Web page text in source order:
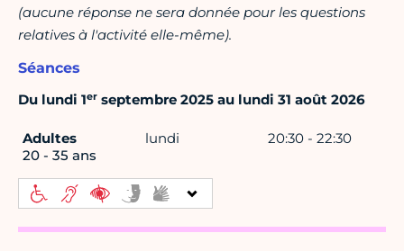
(aucune réponse ne sera donnée pour les questions
relatives à l'activité elle-même).
Séances
Du lundi 1er septembre 2025 au lundi 31 août 2026
Adultes
20 - 35 ans
lundi 20:30 - 22:30